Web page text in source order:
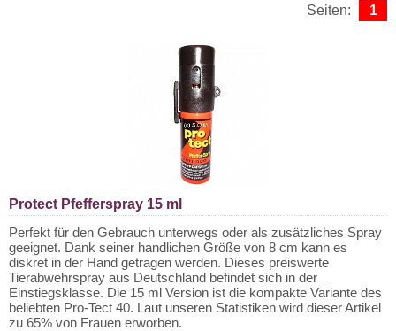
Seiten: 1
Protect Pfefferspray 15 ml
Perfekt für den Gebrauch unterwegs oder als zusätzliches Spray
geeignet. Dank seiner handlichen Größe von 8 cm kann es
diskret in der Hand getragen werden. Dieses preiswerte
Tierabwehrspray aus Deutschland befindet sich in der
Einstiegsklasse. Die 15 ml Version ist die kompakte Variante des
beliebten Pro-Tect 40. Laut unseren Statistiken wird dieser Artikel
zu 65% von Frauen erworben.